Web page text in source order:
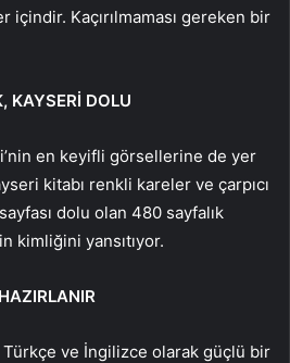
içindir. Kaçırılmaması gereken bir
KAYSERİ DOLU
en keyifli görsellerine de yer
kitabı renkli kareler ve çarpıcı
dolu olan 480 sayfalık
kimliğini yansıtıyor.
ve İngilizce olarak güçlü bir